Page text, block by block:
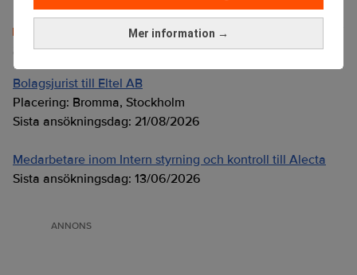
Mer information →
Senaste lediga jobben
Bolagsjurist till Eltel AB
Placering: Bromma, Stockholm
Sista ansökningsdag: 21/08/2026
Medarbetare inom Intern styrning och kontroll till Alecta
Sista ansökningsdag: 13/06/2026
ANNONS